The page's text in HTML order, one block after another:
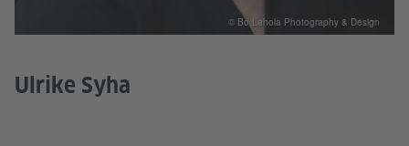
Ulrike Syha
© Bo Lahola Photography & Design